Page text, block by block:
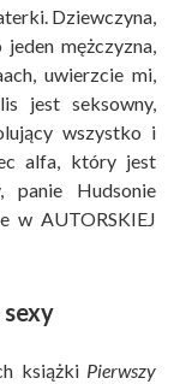
Dziewczyna,
mężczyzna,
uwierzcie mi,
jest seksowny,
wszystko i
alfa, który jest
panie Hudsonie
w AUTORSKIEJ
sexy
książki Pierwszy